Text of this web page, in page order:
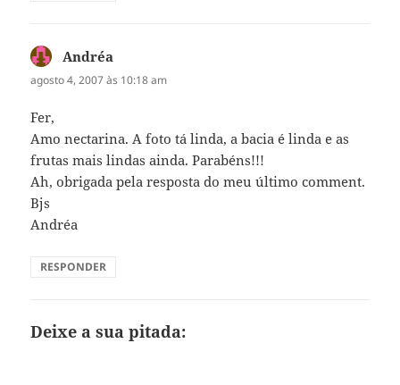
Andréa
agosto 4, 2007 às 10:18 am
Fer,
Amo nectarina. A foto tá linda, a bacia é linda e as
frutas mais lindas ainda. Parabéns!!!
Ah, obrigada pela resposta do meu último comment.
Bjs
Andréa
RESPONDER
Deixe a sua pitada: